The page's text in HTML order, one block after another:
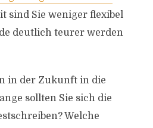
sind Sie weniger flexibel
deutlich teurer werden
in der Zukunft in die
sollten Sie sich die
Welche